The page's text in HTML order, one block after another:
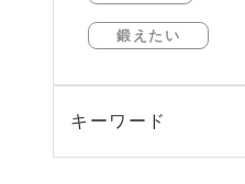
鍛えたい
キーワード